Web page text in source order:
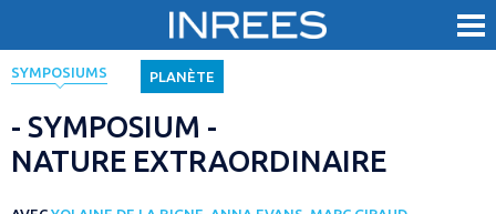
< Revenir aux évènements
SYMPOSIUMS PLANÈTE
- SYMPOSIUM -
NATURE EXTRAORDINAIRE